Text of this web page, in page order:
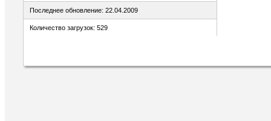
Последнее обновление: 22.04.2009
Количество загрузок: 529